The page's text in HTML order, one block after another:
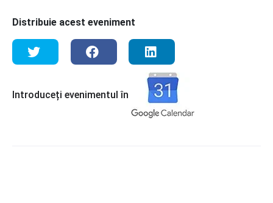
Distribuie acest eveniment
Introduceți evenimentul în